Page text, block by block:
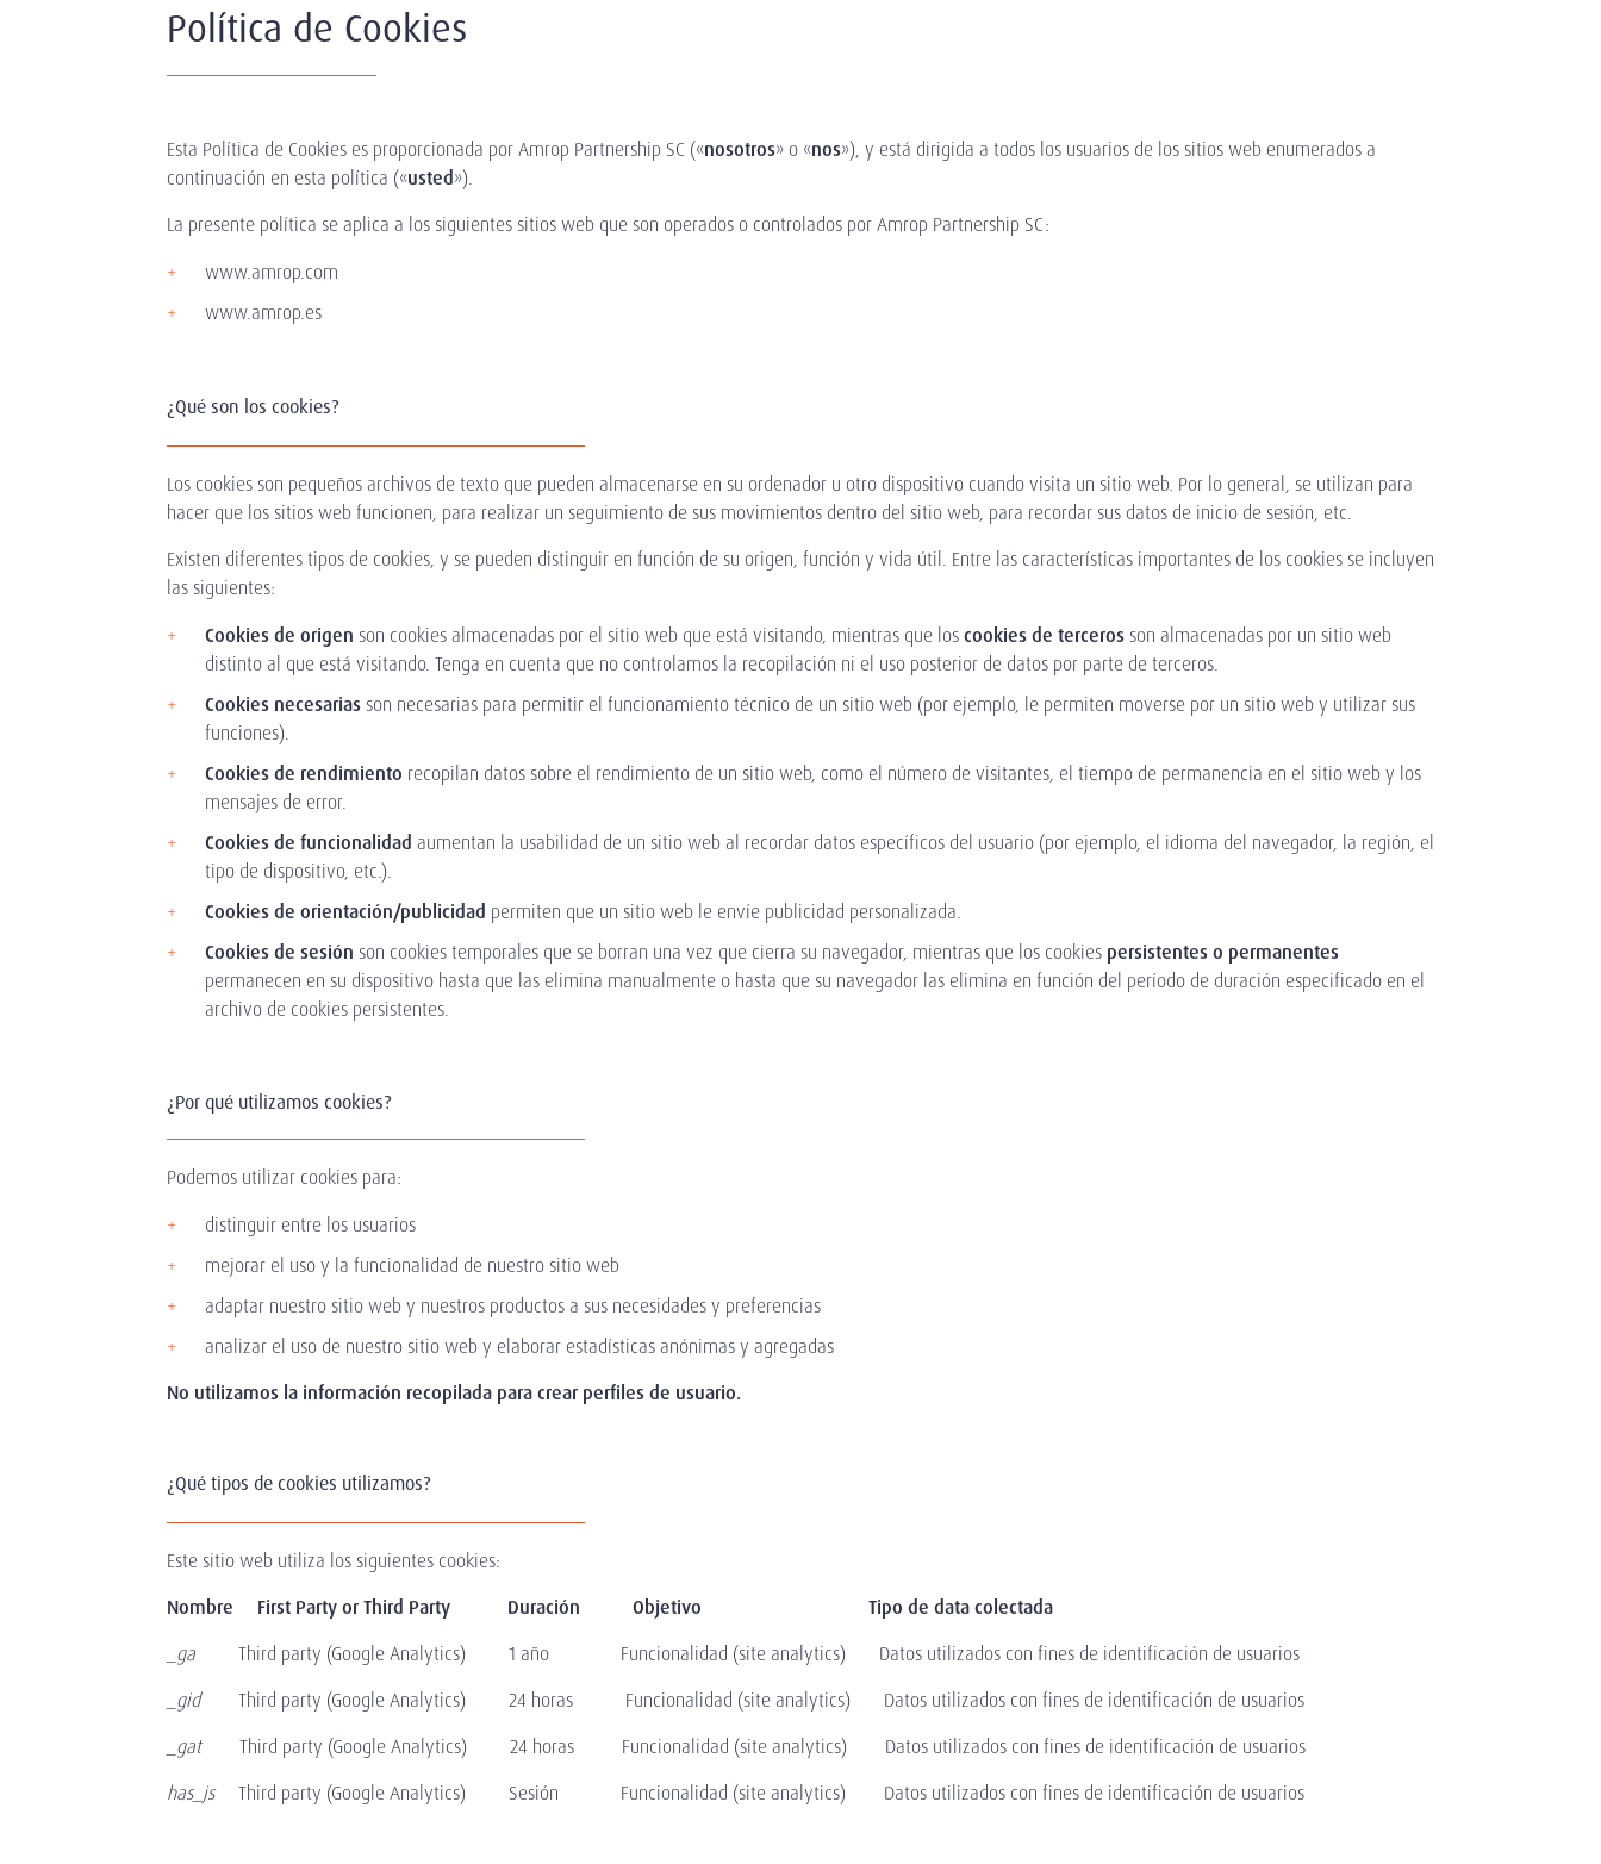
Política de Cookies
Esta Política de Cookies es proporcionada por Amrop Partnership SC («nosotros» o «nos»), y está dirigida a todos los usuarios de los sitios web enumerados a
continuación en esta política («usted»).
La presente política se aplica a los siguientes sitios web que son operados o controlados por Amrop Partnership SC:
www.amrop.com
www.amrop.es
¿Qué son los cookies?
Los cookies son pequeños archivos de texto que pueden almacenarse en su ordenador u otro dispositivo cuando visita un sitio web. Por lo general, se utilizan para
hacer que los sitios web funcionen, para realizar un seguimiento de sus movimientos dentro del sitio web, para recordar sus datos de inicio de sesión, etc.
Existen diferentes tipos de cookies, y se pueden distinguir en función de su origen, función y vida útil. Entre las características importantes de los cookies se incluyen
las siguientes:
Cookies de origen son cookies almacenadas por el sitio web que está visitando, mientras que loscookies de terceros son almacenadas por un sitio web
distinto al que está visitando. Tenga en cuenta que no controlamos la recopilación ni el uso posterior de datos por parte de terceros.
Cookies necesarias son necesarias para permitir el funcionamiento técnico de un sitio web (por ejemplo, le permiten moverse por un sitio web y utilizar sus
funciones).
Cookies de rendimiento recopilan datos sobre el rendimiento de un sitio web, como el número de visitantes, el tiempo de permanencia en el sitio web y los
mensajes de error.
Cookies de funcionalidad aumentan la usabilidad de un sitio web al recordar datos específicos del usuario (por ejemplo, el idioma del navegador, la región, el
tipo de dispositivo, etc.).
Cookies de orientación/publicidad permiten que un sitio web le envíe publicidad personalizada.
Cookies de sesión son cookies temporales que se borran una vez que cierra su navegador, mientras que los cookies persistentes o permanentes
permanecen en su dispositivo hasta que las elimina manualmente o hasta que su navegador las elimina en función del período de duración especificado en el
archivo de cookies persistentes.
¿Por qué utilizamos cookies?
Podemos utilizar cookies para:
distinguir entre los usuarios
mejorar el uso y la funcionalidad de nuestro sitio web
adaptar nuestro sitio web y nuestros productos a sus necesidades y preferencias
analizar el uso de nuestro sitio web y elaborar estadísticas anónimas y agregadas
No utilizamos la información recopilada para crear perfiles de usuario.
¿Qué tipos de cookies utilizamos?
Este sitio web utiliza los siguientes cookies:
Nombre First Party or Third Party Duración Objetivo Tipo de data colectada
_ga
Third party (Google Analytics) 1 año Funcionalidad (site analytics) Datos utilizados con fines de identificación de usuarios
_gid
Third party (Google Analytics) 24 horas Funcionalidad (site analytics) Datos utilizados con fines de identificación de usuarios
_gat Third party (Google Analytics) 24 horas Funcionalidad (site analytics) Datos utilizados con fines de identificación de usuarios
has_js
Third party (Google Analytics) Sesión Funcionalidad (site analytics) Datos utilizados con fines de identificación de usuarios